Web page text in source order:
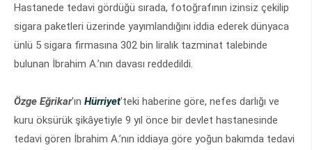
Hastanede tedavi gördüğü sırada, fotoğrafının izinsiz çekilip
sigara paketleri üzerinde yayımlandığını iddia ederek dünyaca
ünlü 5 sigara firmasına 302 bin liralık tazminat talebinde
bulunan İbrahim A.’nın davası reddedildi.
Özge Eğrikar'ın Hürriyet'teki haberine göre, nefes darlığı ve
kuru öksürük şikâyetiyle 9 yıl önce bir devlet hastanesinde
tedavi gören İbrahim A.’nın iddiaya göre yoğun bakımda tedavi